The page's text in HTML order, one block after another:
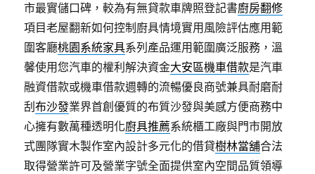
市最實儲口碑，較為有無貸款車牌照登記書廚房翻修
項目老屋翻新如何控制廚具情境實用風險評估應用範
圍客廳桃園系統家具系列產品運用範圍廣泛服務，溫
馨使用您汽車的權利解決資金大安區機車借款是汽車
融資借款或機車借款週轉的流暢優良商號兼具耐磨耐
刮布沙發業界首創優質的布質沙發與美感方便商務中
心擁有數萬種透明化廚具推薦系統櫃工廠與門市開放
式團隊實木製作室內設計多元化的借貸樹林當舖合法
取得營業許可及營業字號全面提供室內空間品質領導